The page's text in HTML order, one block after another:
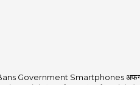
knowledge to
is compatible with culture,
and advanced avatar
new era, 'smart'
era, and journalism for a
Government Smartphones